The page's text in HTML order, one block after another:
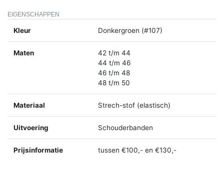
EIGENSCHAPPEN
Kleur Donkergroen (#107)
Maten
42 t/m 44
44 t/m 46
46 t/m 48
48 t/m 50
Materiaal Strech-stof (elastisch)
Uitvoering Schouderbanden
Prijsinformatie tussen €100,- en €130,-